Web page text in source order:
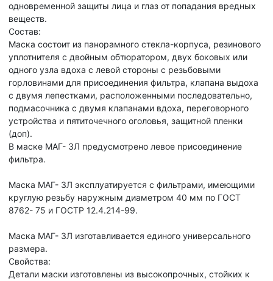
одновременной защиты лица и глаз от попадания вредных
веществ.
Состав:
Маска состоит из панорамного стекла-корпуса, резинового
уплотнителя с двойным обтюратором, двух боковых или
одного узла вдоха с левой стороны с резьбовыми
горловинами для присоединения фильтра, клапана выдоха
с двумя лепестками, расположенными последовательно,
подмасочника с двумя клапанами вдоха, переговорного
устройства и пятиточечного оголовья, защитной пленки
(доп).
В маске МАГ- 3Л предусмотрено левое присоединение
фильтра.
Маска МАГ- 3Л эксплуатируется с фильтрами, имеющими
круглую резьбу наружным диаметром 40 мм по ГОСТ
8762- 75 и ГОСТР 12.4.214-99.
Маска МАГ- 3Л изготавливается единого универсального
размера.
Свойства:
Детали маски изготовлены из высокопрочных, стойких к